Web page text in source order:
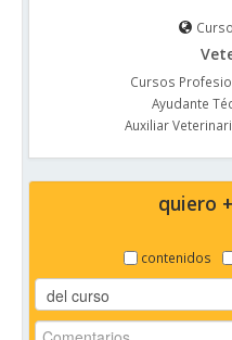
Cursos
Ayudante
Auxiliar
quiero
contenidos